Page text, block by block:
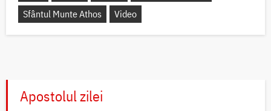
Sfântul Munte Athos
Video
Apostolul zilei